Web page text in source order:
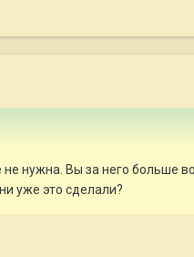
нужна. Вы за него больше
уже это сделали?